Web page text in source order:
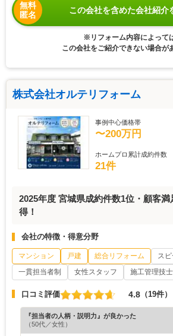
無料
匿名
この会社を含めた会社紹介
※リフォーム内容によって
この会社をご紹介できない場合が
株式会社オルテリフォーム
事例中心価格帯
〜200万円
ホームプロ累計成約件数
21件
2025年度 宮城県成約件数1位・顧客
得！
会社の特徴・得意分野
マンション 戸建 総合リフォーム
ス
一貫担当者制
女性スタッフ 施工管理技士
口コミ評価 4.8 （19件）
『担当者の人柄・説明力』が良かった
（50代／女性）